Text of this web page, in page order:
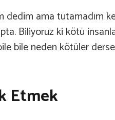
dedim ama tutamadım
Biliyoruz ki kötü
bile neden kötüler
Etmek